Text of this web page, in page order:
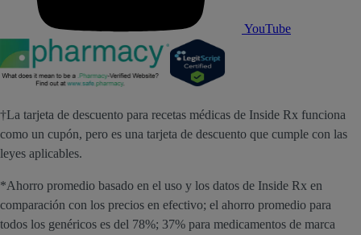
YouTube
†La tarjeta de descuento para recetas médicas de Inside Rx funciona
como un cupón, pero es una tarjeta de descuento que cumple con las
leyes aplicables.
*Ahorro promedio basado en el uso y los datos de Inside Rx en
comparación con los precios en efectivo; el ahorro promedio para
todos los genéricos es del 78%; 37% para medicamentos de marca